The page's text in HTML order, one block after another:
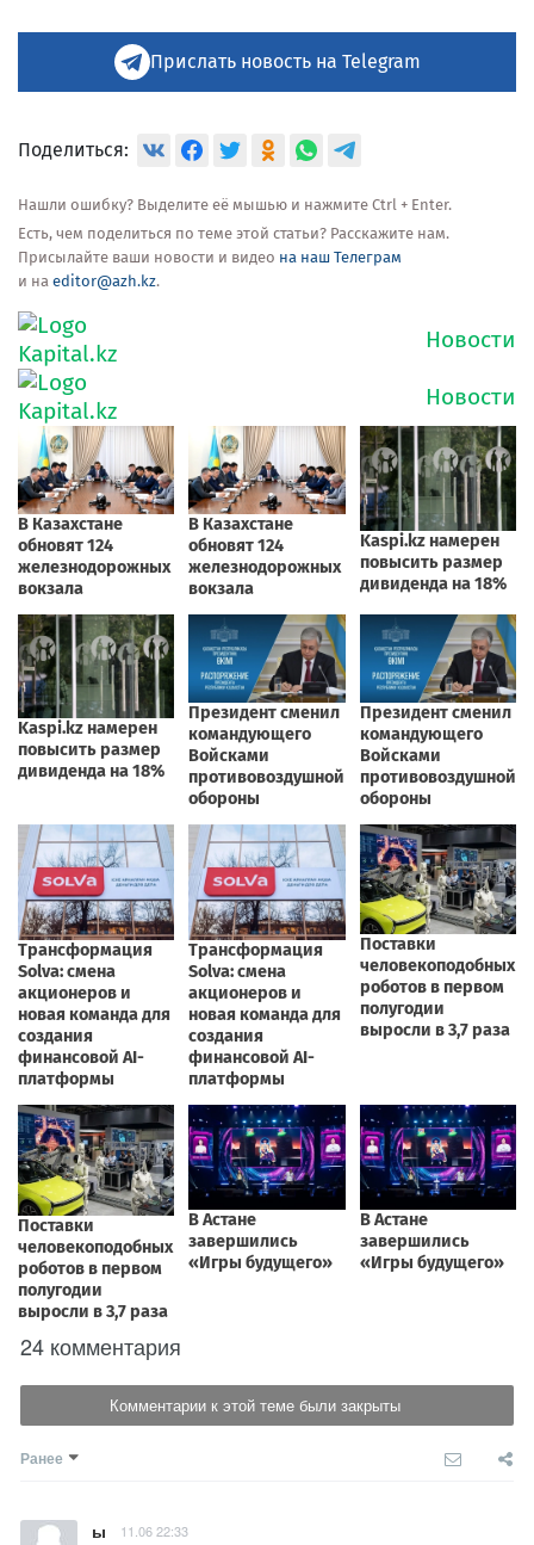
Прислать новость на Telegram
Поделиться:
Нашли ошибку? Выделите её мышью и нажмите Ctrl + Enter.
Есть, чем поделиться по теме этой статьи? Расскажите нам.
Присылайте ваши новости и видео на наш Телеграм
и на editor@azh.kz.
24 комментария
Комментарии к этой теме были закрыты
Ранее
ы 11.06 22:33